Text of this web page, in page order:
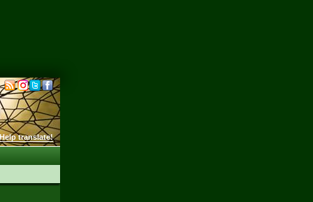
translate!